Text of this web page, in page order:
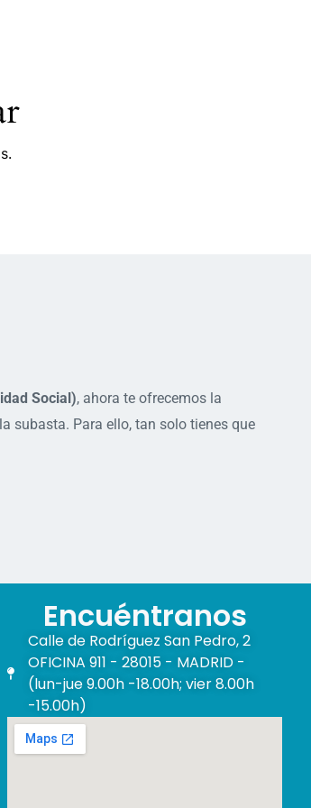
Social), ahora te ofrecemos la
subasta. Para ello, tan solo tienes que
Encuéntranos
Calle de Rodríguez San Pedro, 2
OFICINA 911 - 28015 - MADRID -
(lun-jue 9.00h -18.00h; vier 8.00h
-15.00h)